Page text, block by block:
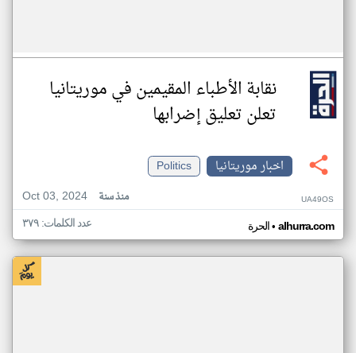
نقابة الأطباء المقيمين في موريتانيا
تعلن تعليق إضرابها
اخبار موريتانيا
Politics
Oct 03, 2024
منذ سنة UA49OS
الحرة• alhurra.com عدد الكلمات: ٣٧٩